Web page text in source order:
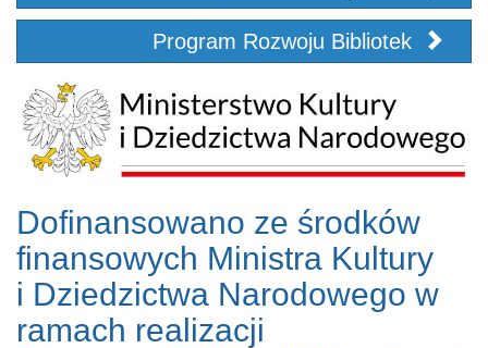
Program Rozwoju Bibliotek
Dofinansowano ze środków
finansowych Ministra Kultury
i Dziedzictwa Narodowego w
ramach realizacji